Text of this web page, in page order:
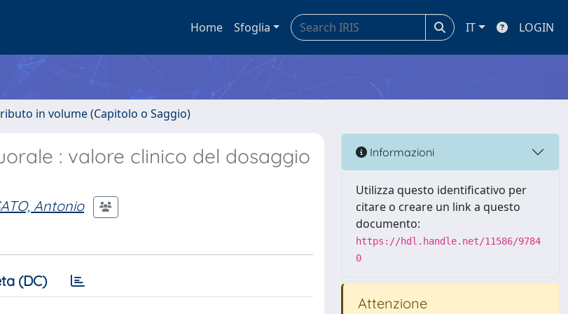
Home Sfoglia IT LOGIN
in volume (Capitolo o Saggio)
: valore clinico del dosaggio
Antonio
(DC)
Informazioni
Utilizza questo identificativo per
citare o creare un link a questo
documento:
https://hdl.handle.net/11586/9784
0
Attenzione